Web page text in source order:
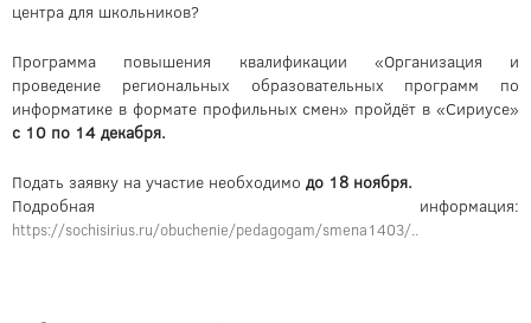
центра для школьников?
Программа повышения квалификации «Организация и
проведение региональных образовательных программ по
информатике в формате профильных смен» пройдёт в «Сириусе»
с 10 по 14 декабря.
Подать заявку на участие необходимо до 18 ноября.
Подробная информация:
https://sochisirius.ru/obuchenie/pedagogam/smena1403/..